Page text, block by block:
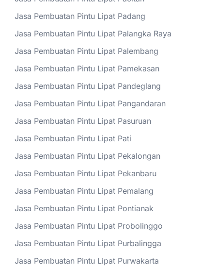
Jasa Pembuatan Pintu Lipat Padang
Jasa Pembuatan Pintu Lipat Palangka Raya
Jasa Pembuatan Pintu Lipat Palembang
Jasa Pembuatan Pintu Lipat Pamekasan
Jasa Pembuatan Pintu Lipat Pandeglang
Jasa Pembuatan Pintu Lipat Pangandaran
Jasa Pembuatan Pintu Lipat Pasuruan
Jasa Pembuatan Pintu Lipat Pati
Jasa Pembuatan Pintu Lipat Pekalongan
Jasa Pembuatan Pintu Lipat Pekanbaru
Jasa Pembuatan Pintu Lipat Pemalang
Jasa Pembuatan Pintu Lipat Pontianak
Jasa Pembuatan Pintu Lipat Probolinggo
Jasa Pembuatan Pintu Lipat Purbalingga
Jasa Pembuatan Pintu Lipat Purwakarta